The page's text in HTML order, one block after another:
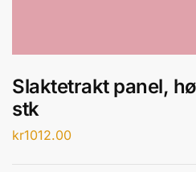
Slaktetrakt panel,
stk
kr1012.00